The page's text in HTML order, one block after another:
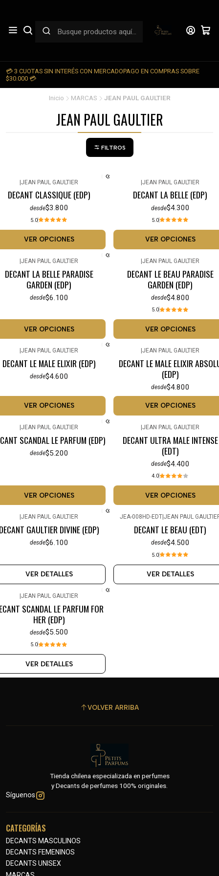
💳 3 CUOTAS SIN INTERÉS CON MERCADOPAGO EN COMPRAS SOBRE
$30.000 💳
Inicio MARCAS JEAN PAUL GAULTIER
JEAN PAUL GAULTIER
FILTROS
|JEAN PAUL GAULTIER
DECANT CLASSIQUE (EDP)
desde$3.800
5.0
VER OPCIONES
|JEAN PAUL GAULTIER
DECANT LA BELLE (EDP)
desde$4.300
5.0
VER OPCIONES
JEAN PAUL GAULTIER
DECANT LA BELLE PARADISE
GARDEN (EDP)
desde$6.100
VER OPCIONES
JEAN PAUL GAULTIER
DECANT LE BEAU PARADISE
GARDEN (EDP)
desde$4.800
5.0
VER OPCIONES
JEAN PAUL GAULTIER
DECANT LE MALE ELIXIR (EDP)
desde$4.600
VER OPCIONES
JEAN PAUL GAULTIER
DECANT LE MALE ELIXIR
(EDP)
desde$4.800
VER OPCIONES
JEAN PAUL GAULTIER
SCANDAL LE PARFUM (EDP)
desde$5.200
VER OPCIONES
JEAN PAUL GAULTIER
DECANT ULTRA MALE INTENSE
(EDT)
desde$4.400
4.0
VER OPCIONES
JEAN PAUL GAULTIER
GAULTIER DIVINE (EDP)
desde$6.100
VER DETALLES
JEA-008HD-EDT| JEAN PAUL
DECANT LE BEAU (EDT)
desde$4.500
5.0
VER DETALLES
|JEAN PAUL GAULTIER
SCANDAL LE PARFUM FOR
HER (EDP)
desde$5.500
5.0
VER DETALLES
VOLVER ARRIBA
Tienda chilena especializada en perfumes
y Decants de perfumes 100% originales.
Síguenos
CATEGORÍAS
DECANTS MASCULINOS
DECANTS FEMENINOS
DECANTS UNISEX